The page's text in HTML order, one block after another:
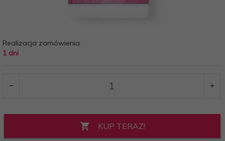
Realizacja zamówienia:
1 dni
KUP TERAZ!